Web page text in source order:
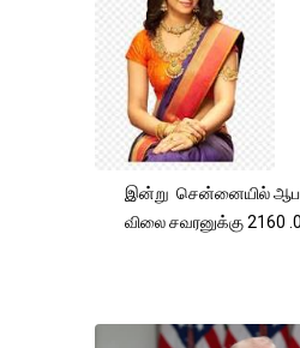
இன்று சென்னையில்
விலை சவரனுக்கு 2160